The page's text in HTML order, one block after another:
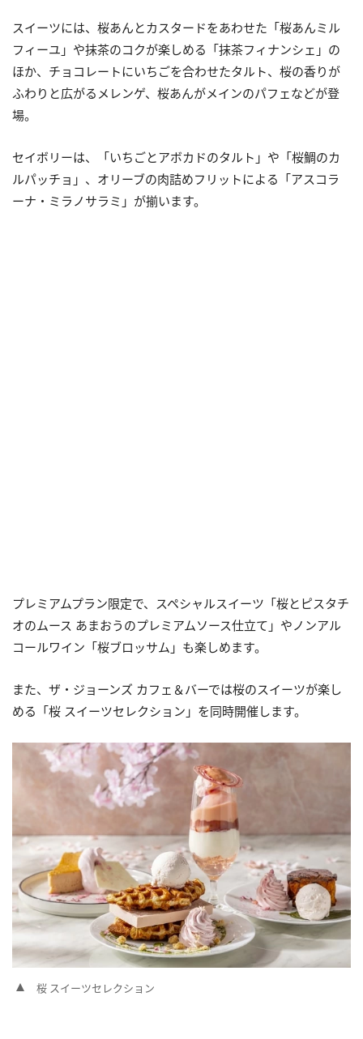
スイーツには、桜あんとカスタードをあわせた「桜あんミル
フィーユ」や抹茶のコクが楽しめる「抹茶フィナンシェ」の
ほか、チョコレートにいちごを合わせたタルト、桜の香りが
ふわりと広がるメレンゲ、桜あんがメインのパフェなどが登
場。
セイボリーは、「いちごとアボカドのタルト」や「桜鯛のカ
ルパッチョ」、オリーブの肉詰めフリットによる「アスコラ
ーナ・ミラノサラミ」が揃います。
プレミアムプラン限定で、スペシャルスイーツ「桜とピスタチ
オのムース あまおうのプレミアムソース仕立て」やノンアル
コールワイン「桜ブロッサム」も楽しめます。
また、ザ・ジョーンズ カフェ＆バーでは桜のスイーツが楽し
める「桜 スイーツセレクション」を同時開催します。
桜 スイーツセレクション